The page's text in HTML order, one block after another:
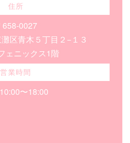
住所
658-0027
区青木５丁目２−１３
ェニックス1階
営業時間
〜18:00